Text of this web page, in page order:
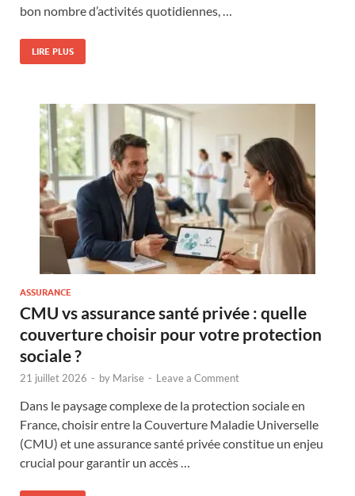
bon nombre d’activités quotidiennes, …
LIRE PLUS
ASSURANCE
CMU vs assurance santé privée : quelle
couverture choisir pour votre protection
sociale ?
21 juillet 2026 - by Marise - Leave a Comment
Dans le paysage complexe de la protection sociale en
France, choisir entre la Couverture Maladie Universelle
(CMU) et une assurance santé privée constitue un enjeu
crucial pour garantir un accès …